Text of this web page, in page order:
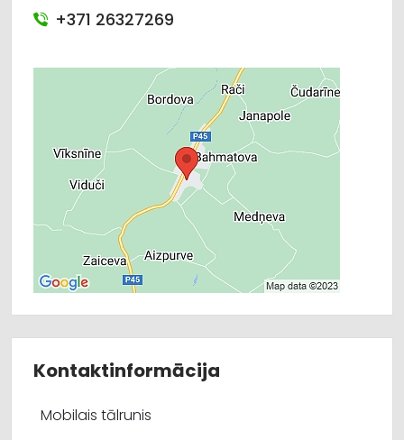
+371 26327269
Kontaktinformācija
Mobilais tālrunis